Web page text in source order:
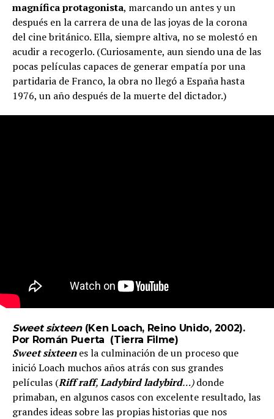
magnífica protagonista, marcando un antes y un
después en la carrera de una de las joyas de la corona
del cine británico. Ella, siempre altiva, no se molestó en
acudir a recogerlo. (Curiosamente, aun siendo una de las
pocas películas capaces de generar empatía por una
partidaria de Franco, la obra no llegó a España hasta
1976, un año después de la muerte del dictador.)
Sweet sixteen(Ken Loach, Reino Unido, 2002).
Por Román Puerta (Tierra Filme)
Sweet sixteenes la culminación de un proceso que
inició Loach muchos años atrás con sus grandes
películas (Riff raff,Ladybird ladybird…)donde
primaban, en algunos casos con excelente resultado, las
grandes ideas sobre las propias historias que nos